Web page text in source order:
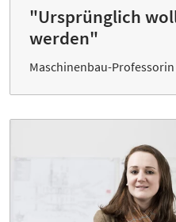
"Ursprünglich
werden"
Maschinenbau-Professorin